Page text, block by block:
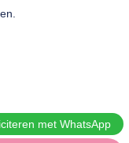
met WhatsApp